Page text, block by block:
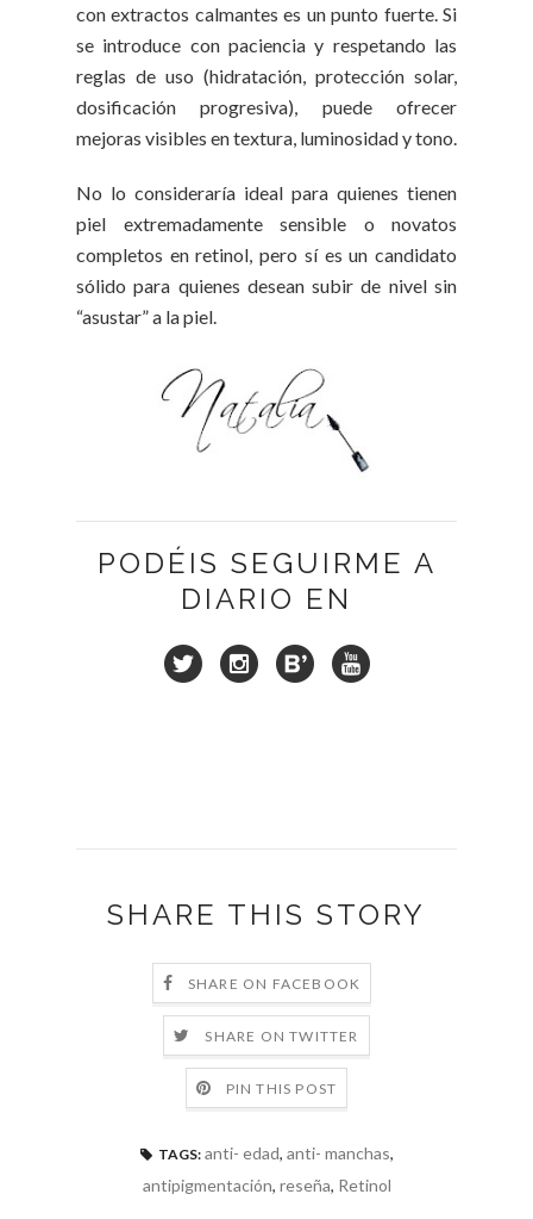
con extractos calmantes es un punto fuerte. Si
se introduce con paciencia y respetando las
reglas de uso (hidratación, protección solar,
dosificación progresiva), puede ofrecer
mejoras visibles en textura, luminosidad y tono.
No lo consideraría ideal para quienes tienen
piel extremadamente sensible o novatos
completos en retinol, pero sí es un candidato
sólido para quienes desean subir de nivel sin
“asustar” a la piel.
PODÉIS SEGUIRME A
DIARIO EN
SHARE THIS STORY
SHARE ON FACEBOOK
SHARE ON TWITTER
PIN THIS POST
TAGS: anti- edad, anti- manchas,
antipigmentación, reseña, Retinol